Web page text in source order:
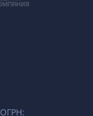
ОГРН: